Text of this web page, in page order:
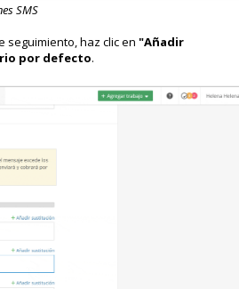
SMS
seguimiento, haz clic en "Añadir
por defecto.